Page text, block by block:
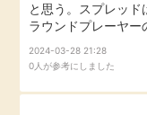
ポイ活お得情報
月額有料
と思う。スプレッ
ラウンドプレーヤー
2024-03-28 21:28
0人が参考にしました